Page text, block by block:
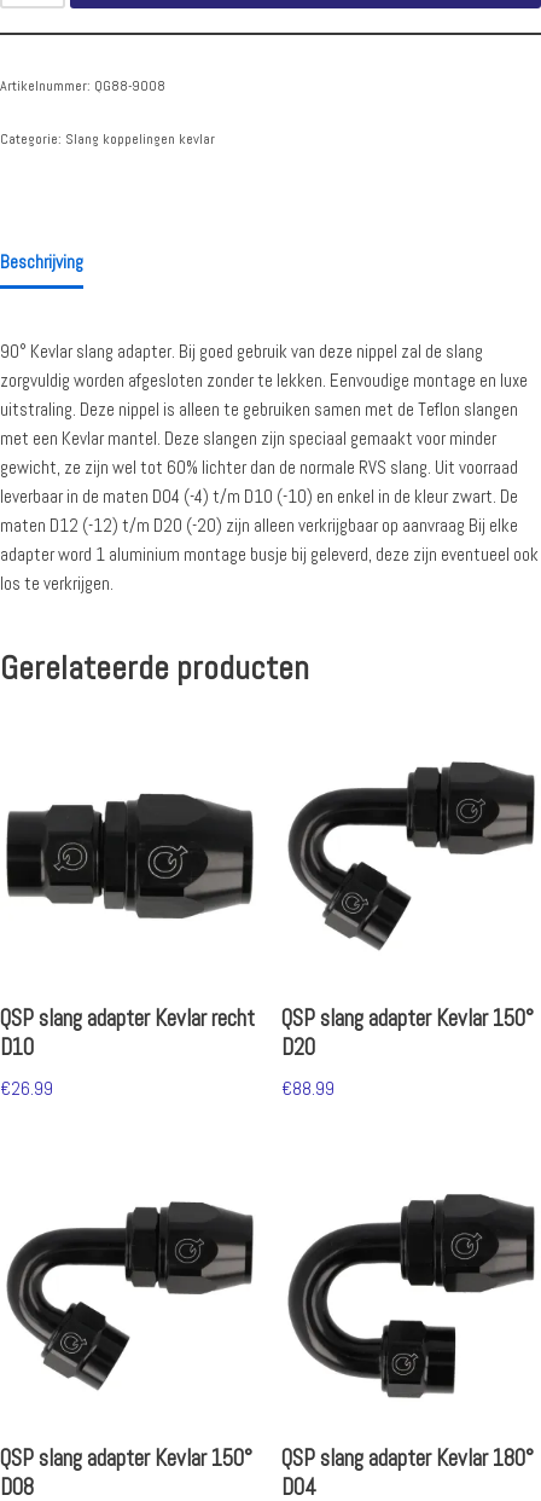
Artikelnummer: QG88-9008
Categorie: Slang koppelingen kevlar
Beschrijving
90° Kevlar slang adapter. Bij goed gebruik van deze nippel zal de slang
zorgvuldig worden afgesloten zonder te lekken. Eenvoudige montage en luxe
uitstraling. Deze nippel is alleen te gebruiken samen met de Teflon slangen
met een Kevlar mantel. Deze slangen zijn speciaal gemaakt voor minder
gewicht, ze zijn wel tot 60% lichter dan de normale RVS slang. Uit voorraad
leverbaar in de maten D04 (-4) t/m D10 (-10) en enkel in de kleur zwart. De
maten D12 (-12) t/m D20 (-20) zijn alleen verkrijgbaar op aanvraag Bij elke
adapter word 1 aluminium montage busje bij geleverd, deze zijn eventueel ook
los te verkrijgen.
Gerelateerde producten
QSP slang adapter Kevlar recht
D10
€26.99
QSP slang adapter Kevlar 150°
D20
€88.99
QSP slang adapter Kevlar 150°
D08
QSP slang adapter Kevlar 180°
D04